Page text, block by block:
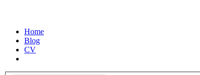
Home
Blog
CV